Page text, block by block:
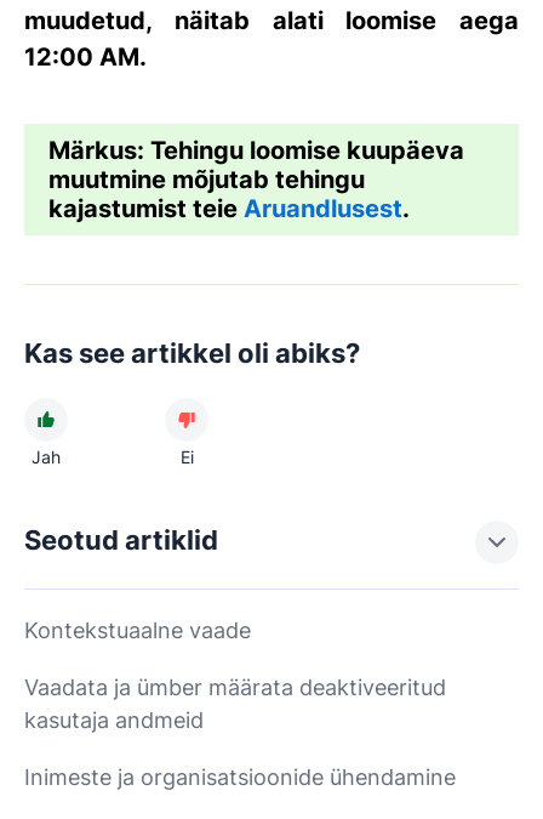
muudetud, näitab alati loomise aega
12:00 AM.
Märkus: Tehingu loomise kuupäeva
muutmine mõjutab tehingu
kajastumist teie Aruandlusest.
Kas see artikkel oli abiks?
Jah Ei
Seotud artiklid
Kontekstuaalne vaade
Vaadata ja ümber määrata deaktiveeritud
kasutaja andmeid
Inimeste ja organisatsioonide ühendamine